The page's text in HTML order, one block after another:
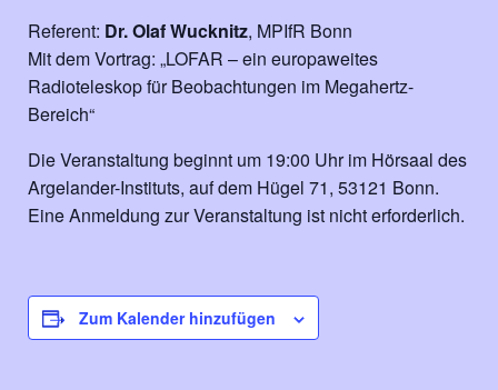
Referent: Dr. Olaf Wucknitz, MPIfR Bonn
Mit dem Vortrag: „LOFAR – ein europaweites
Radioteleskop für Beobachtungen im Megahertz-
Bereich“
Die Veranstaltung beginnt um 19:00 Uhr im Hörsaal des
Argelander-Instituts, auf dem Hügel 71, 53121 Bonn.
Eine Anmeldung zur Veranstaltung ist nicht erforderlich.
Zum Kalender hinzufügen